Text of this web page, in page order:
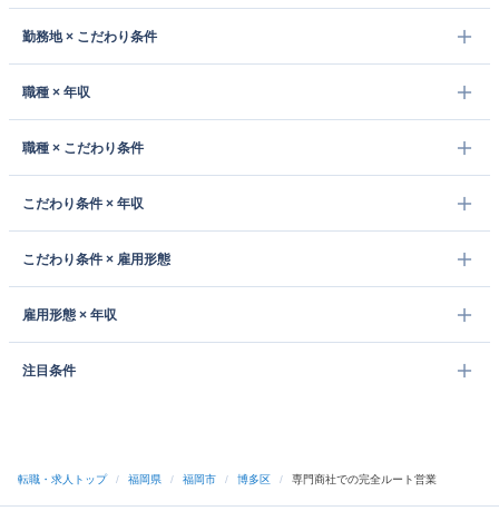
勤務地 × こだわり条件
職種 × 年収
職種 × こだわり条件
こだわり条件 × 年収
こだわり条件 × 雇用形態
雇用形態 × 年収
注目条件
転職・求人トップ / 福岡県 / 福岡市 / 博多区 / 専門商社での完全ルート営業